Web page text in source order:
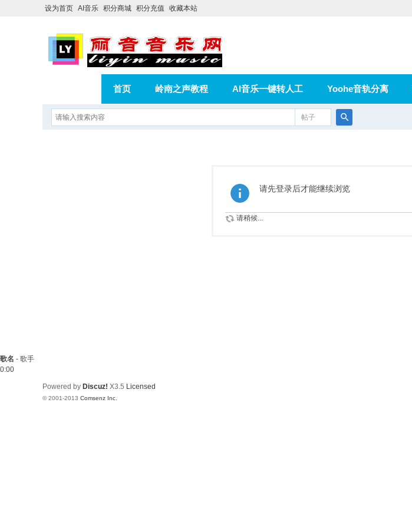
设为首页 AI音乐 积分商城 积分充值 收藏本站
首页 岭南之声教程 AI音乐一键转人工 Yoohe音轨分离
在线论坛
帖子
请先登录后才能继续浏览
请稍候...
歌名 - 歌手
0:00
Powered by Discuz! X3.5 Licensed
© 2001-2013 Comsenz Inc.